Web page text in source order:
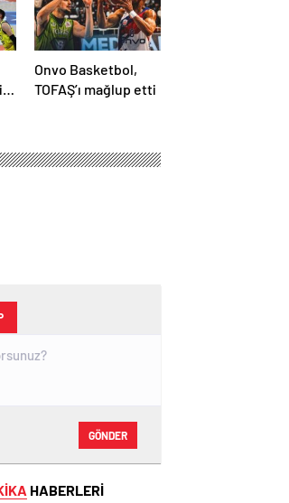
Onvo Basketbol,
TOFAŞ’ı mağlup etti
GÖNDER
HABERLERİ